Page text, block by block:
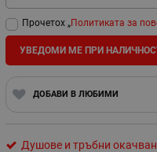
Прочетох „Политиката за
УВЕДОМИ МЕ ПРИ
ДОБАВИ В ЛЮБИМИ
Душове и тръбни